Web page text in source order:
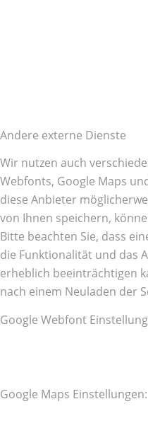
Andere externe Dienste
Wir nutzen auch
Webfonts, Google Maps
diese Anbieter
von Ihnen speichern,
Bitte beachten Sie, dass
die Funktionalität und das
erheblich beeinträchtigen
nach einem Neuladen der
Google Webfont
Google Maps Einstellungen: